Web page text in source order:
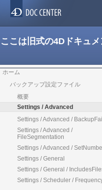
ここは旧式の4Dドキュ
ホーム
バックアップ設定ファイル
概要
Settings / Advanced
Settings / Advanced /
Settings / Advanced /
FileSegmentation
Settings / Advanced /
Settings / General
Settings / General /
Settings / Scheduler /